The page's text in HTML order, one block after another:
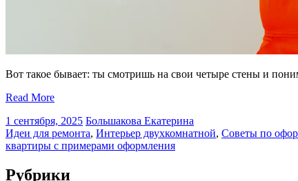
Вот такое бывает: ты смотришь на свои четыре стены и
Read More
1 сентября, 2025 Большакова Екатерина
Идеи для ремонта, Интерьер двухкомнатной, Советы по
квартиры с примерами оформления
Рубрики